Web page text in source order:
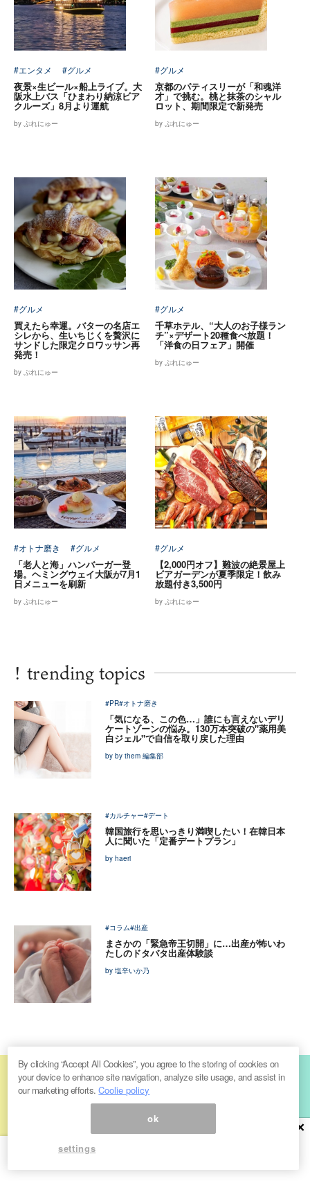
#エンタメ #グルメ
夜景×生ビール×船上ライブ。大
阪水上バス「ひまわり納涼ビア
クルーズ」8月より運航
by ぷれにゅー
#グルメ
京都のパティスリーが「和魂洋
才」で挑む。桃と抹茶のシャル
ロット、期間限定で新発売
by ぷれにゅー
#グルメ
買えたら幸運。バターの名店エ
シレから、生いちじくを贅沢に
サンドした限定クロワッサン再
発売！
by ぷれにゅー
#グルメ
千草ホテル、“大人のお子様ラン
チ”×デザート20種食べ放題！
「洋食の日フェア」開催
by ぷれにゅー
#オトナ磨き #グルメ
「老人と海」ハンバーガー登
場。ヘミングウェイ大阪が7月1
日メニューを刷新
by ぷれにゅー
#グルメ
【2,000円オフ】難波の絶景屋上
ビアガーデンが夏季限定！飲み
放題付き3,500円
by ぷれにゅー
! trending topics
#PR#オトナ磨き
「気になる、この色…」誰にも言えないデリ
ケートゾーンの悩み。130万本突破の"薬用美
白ジェル"で自信を取り戻した理由
by by them 編集部
#カルチャー#デート
韓国旅行を思いっきり満喫したい！在韓日本
人に聞いた「定番デートプラン」
by haeri
#コラム#出産
まさかの「緊急帝王切開」に…出産が怖いわ
たしのドタバタ出産体験談
by 塩辛いか乃
official mail
magazine
×
By clicking “Accept All Cookies”, you agree to the storing of cookies on
your device to enhance site navigation, analyze site usage, and assist in
our marketing efforts.Coolie policy
ok
settings